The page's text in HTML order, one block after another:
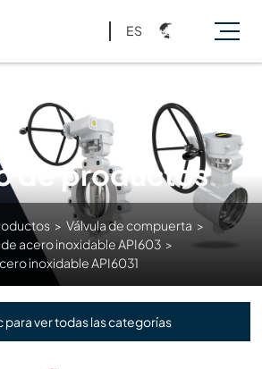
ES
de productos
> Válvula de compuerta >
acero inoxidable API603 >
inoxidable API6031
para ver todas las categorías